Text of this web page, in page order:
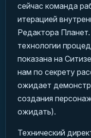
сейчас команда
итерацией
Редактора
технологии
показана на
нам по секрету
ожидает
создания
ожидать).
Технический